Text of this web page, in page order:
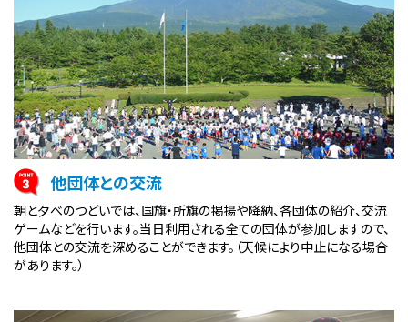
他団体との交流
朝と夕べのつどいでは、国旗・所旗の掲揚や降納、各団体の紹介、交流
ゲームなどを行います。当日利用される全ての団体が参加しますので、
他団体との交流を深めることができます。（天候により中止になる場合
があります。）